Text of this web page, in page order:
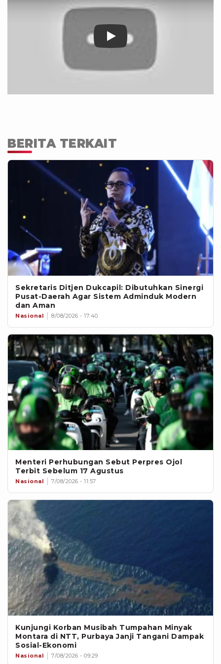
BERITA TERKAIT
Sekretaris Ditjen Dukcapil: Dibutuhkan Sinergi
Pusat-Daerah Agar Sistem Adminduk Modern
dan Aman
Nasional 8/08/2026 - 17:40
Menteri Perhubungan Sebut Perpres Ojol
Terbit Sebelum 17 Agustus
Nasional 7/08/2026 - 11:57
Kunjungi Korban Musibah Tumpahan Minyak
Montara di NTT, Purbaya Janji Tangani Dampak
Sosial-Ekonomi
Nasional 7/08/2026 - 09:29